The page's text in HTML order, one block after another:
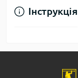
Інструкція